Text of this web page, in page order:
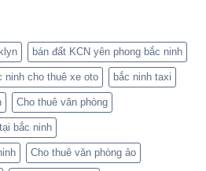
bán đất KCN yên phong bắc ninh
ninh cho thuê xe oto bắc ninh taxi
Cho thuê văn phòng
bắc ninh
Cho thuê văn phòng ảo